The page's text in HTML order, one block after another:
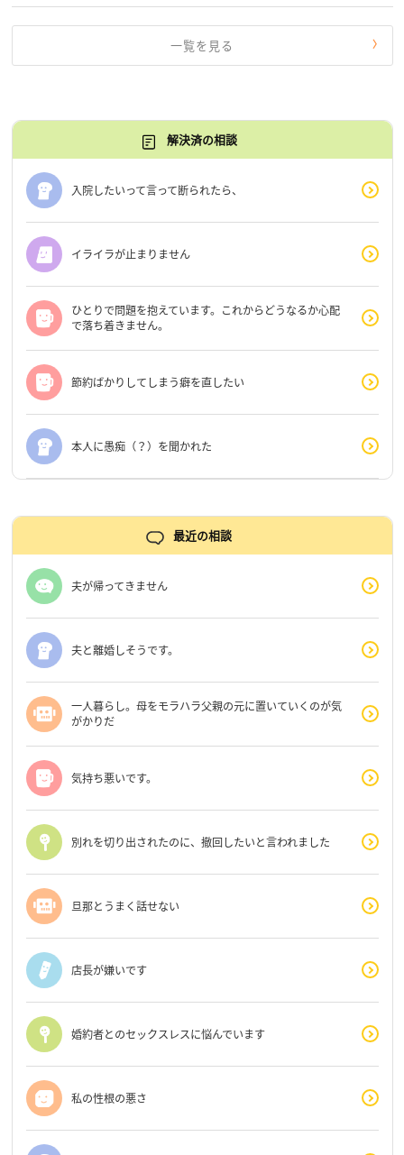
一覧を見る
解決済の相談
入院したいって言って断られたら、
イライラが止まりません
ひとりで問題を抱えています。これからどうなるか心配
で落ち着きません。
節約ばかりしてしまう癖を直したい
本人に愚痴（？）を聞かれた
最近の相談
夫が帰ってきません
夫と離婚しそうです。
一人暮らし。母をモラハラ父親の元に置いていくのが気
がかりだ
気持ち悪いです。
別れを切り出されたのに、撤回したいと言われました
旦那とうまく話せない
店長が嫌いです
婚約者とのセックスレスに悩んでいます
私の性根の悪さ